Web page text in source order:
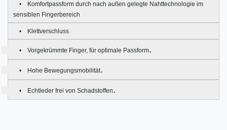
• Komfortpassform durch nach außen gelegte Nahttechnologie im
sensiblen Fingerbereich
• Klettverschluss
• Vorgekrümmte Finger, für optimale Passform.
• Hohe Bewegungsmobilität.
• Echtleder frei von Schadstoffen.